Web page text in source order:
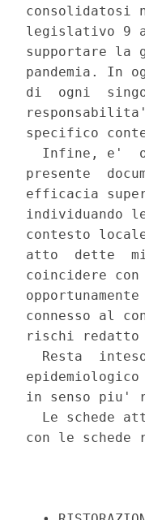
consolidatosi
legislativo 9
supportare la
pandemia. In
di  ogni
specifico
Infine, e'
presente
efficacia
individuando
contesto
atto  dette
coincidere
connesso al
rischi
Resta
in senso
Le schede
con le